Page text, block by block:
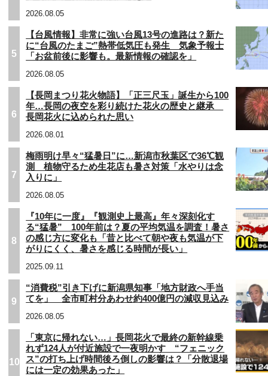
2026.08.05
5
【台風情報】非常に強い台風13号の進路は？新た
に“台風のたまご”熱帯低気圧も発生 気象予報士
「お盆前後に影響も。最新情報の確認を」
2026.08.05
6
【長岡まつり花火物語】「正三尺玉」誕生から100
年…長岡の夜空を彩り続けた花火の歴史と継承
長岡花火に込められた思い
2026.08.01
7
梅雨明け早々“猛暑日”に…新潟市秋葉区で36℃観
測 植物守るため生花店も暑さ対策「水やりは念
入りに」
2026.08.05
8
『10年に一度』『観測史上最高』年々深刻化す
る“猛暑” 100年前は？夏の平均気温を調査！暑さ
の感じ方に変化も「昔と比べて朝や夜も気温が下
がりにくく、暑さを感じる時間が長い」
2025.09.11
9
“消費税”引き下げに新潟県知事「地方財政へ手当
てを」 全市町村分あわせ約400億円の減収見込み
2026.08.05
10
「東京に帰れない…」長岡花火で最終の新幹線乗
れず124人が付近施設で一夜明かす “フェニック
ス”の打ち上げ時間後ろ倒しの影響は？「分散退場
には一定の効果あった」